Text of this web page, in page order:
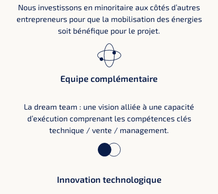
Nous investissons en minoritaire aux côtés d’autres
entrepreneurs pour que la mobilisation des énergies
soit bénéfique pour le projet.
Equipe complémentaire
La dream team : une vision alliée à une capacité
d’exécution comprenant les compétences clés
technique / vente / management.
Innovation technologique